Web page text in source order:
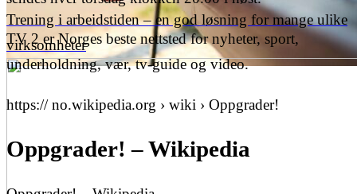
Trening i arbeidstiden – en god løsning for mange ulike
virksomheter
TV 2 er Norges beste nettsted for nyheter, sport,
underholdning, vær, tv-guide og video.
https:// no.wikipedia.org › wiki › Oppgrader!
Oppgrader! – Wikipedia